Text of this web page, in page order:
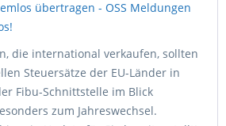
die international verkaufen, sollten
Steuersätze der EU-Länder in
Fibu-Schnittstelle im Blick
zum Jahreswechsel.